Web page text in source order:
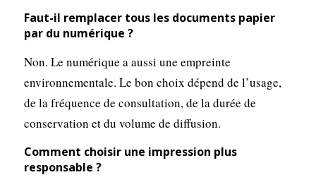
Faut-il remplacer tous les documents papier
par du numérique ?
Non. Le numérique a aussi une empreinte
environnementale. Le bon choix dépend de l’usage,
de la fréquence de consultation, de la durée de
conservation et du volume de diffusion.
Comment choisir une impression plus
responsable ?